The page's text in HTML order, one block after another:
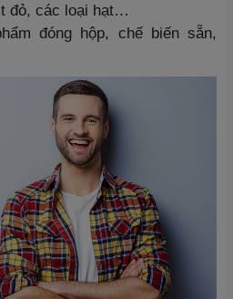
đỏ, các loại hạt…
đóng hộp, chế biến sẵn,